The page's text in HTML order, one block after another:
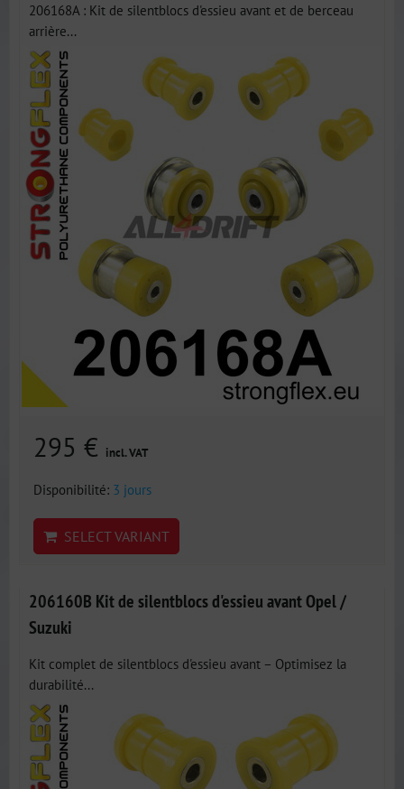
206168A : Kit de silentblocs d'essieu avant et de berceau
arrière...
295 € incl. VAT
Disponibilité: 3 jours
SELECT VARIANT
206160B Kit de silentblocs d'essieu avant Opel /
Suzuki
Kit complet de silentblocs d'essieu avant – Optimisez la
durabilité...